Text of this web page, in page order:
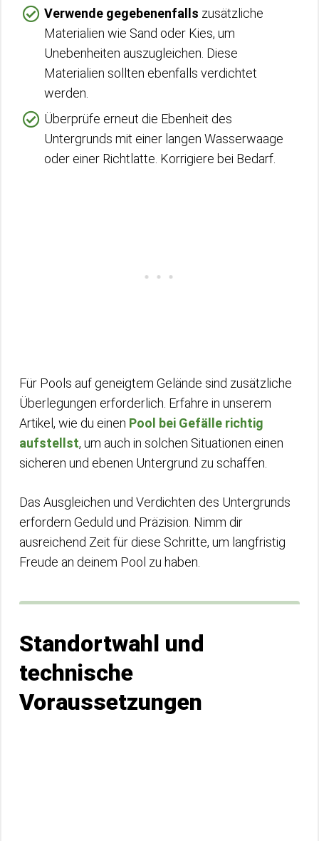
Verwende gegebenenfalls zusätzliche
Materialien wie Sand oder Kies, um
Unebenheiten auszugleichen. Diese
Materialien sollten ebenfalls verdichtet
werden.
Überprüfe erneut die Ebenheit des
Untergrunds mit einer langen Wasserwaage
oder einer Richtlatte. Korrigiere bei Bedarf.
Für Pools auf geneigtem Gelände sind zusätzliche
Überlegungen erforderlich. Erfahre in unserem
Artikel, wie du einen Pool bei Gefälle richtig
aufstellst, um auch in solchen Situationen einen
sicheren und ebenen Untergrund zu schaffen.
Das Ausgleichen und Verdichten des Untergrunds
erfordern Geduld und Präzision. Nimm dir
ausreichend Zeit für diese Schritte, um langfristig
Freude an deinem Pool zu haben.
Standortwahl und
technische
Voraussetzungen